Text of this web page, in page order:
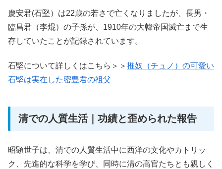
慶安君(石堅）は22歳の若さで亡くなりましたが、長男・
臨昌君（李焜）の子孫が、1910年の大韓帝国滅亡まで生
存していたことが記録されています。
石堅について詳しくはこちら＞＞ 推奴（チュノ）の可愛い
石堅は実在した密豊君の祖父
清での人質生活｜功績と歪められた報告
昭顕世子は、清での人質生活中に西洋の文化やカトリッ
ク、先進的な科学を学び、同時に清の高官たちとも親しく